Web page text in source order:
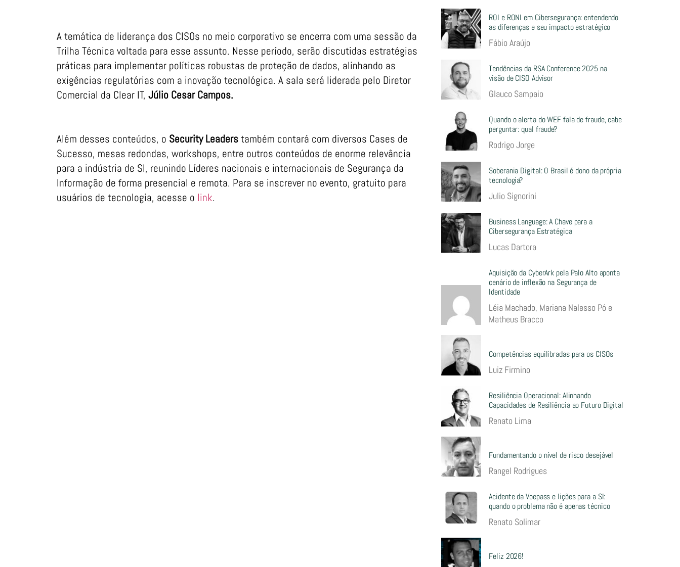
A temática de liderança dos CISOs no meio corporativo se encerra com uma sessão da
Trilha Técnica voltada para esse assunto. Nesse período, serão discutidas estratégias
práticas para implementar políticas robustas de proteção de dados, alinhando as
exigências regulatórias com a inovação tecnológica. A sala será liderada pelo Diretor
Comercial da Clear IT, Júlio Cesar Campos.
Além desses conteúdos, o Security Leaderstambém contará com diversos Cases de
Sucesso, mesas redondas, workshops, entre outros conteúdos de enorme relevância
para a indústria de SI, reunindo Líderes nacionais e internacionais de Segurança da
Informação de forma presencial e remota. Para se inscrever no evento, gratuito para
usuários de tecnologia, acesse o link.
ROI e RONI em Cibersegurança: entendendo
as diferenças e seu impacto estratégico
Fábio Araújo
Tendências da RSA Conference 2025 na
visão de CISO Advisor
Glauco Sampaio
Quando o alerta do WEF fala de fraude, cabe
perguntar: qual fraude?
Rodrigo Jorge
Soberania Digital: O Brasil é dono da própria
tecnologia?
Julio Signorini
Business Language: A Chave para a
Cibersegurança Estratégica
Lucas Dartora
Aquisição da CyberArk pela Palo Alto aponta
cenário de inflexão na Segurança de
Identidade
Léia Machado, Mariana Nalesso Pó e
Matheus Bracco
Competências equilibradas para os CISOs
Luiz Firmino
Resiliência Operacional: Alinhando
Capacidades de Resiliência ao Futuro Digital
Renato Lima
Fundamentando o nível de risco desejável
Rangel Rodrigues
Acidente da Voepass e lições para a SI:
quando o problema não é apenas técnico
Renato Solimar
Feliz 2026!